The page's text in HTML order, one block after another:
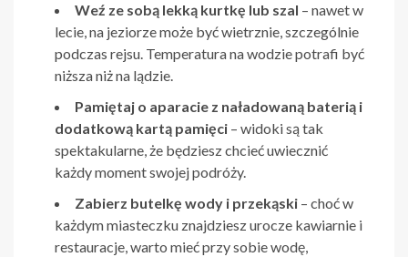
Weź ze sobą lekką kurtkę lub szal – nawet w
lecie, na jeziorze może być wietrznie, szczególnie
podczas rejsu. Temperatura na wodzie potrafi być
niższa niż na lądzie.
Pamiętaj o aparacie z naładowaną baterią i
dodatkową kartą pamięci – widoki są tak
spektakularne, że będziesz chcieć uwiecznić
każdy moment swojej podróży.
Zabierz butelkę wody i przekąski – choć w
każdym miasteczku znajdziesz urocze kawiarnie i
restauracje, warto mieć przy sobie wodę,